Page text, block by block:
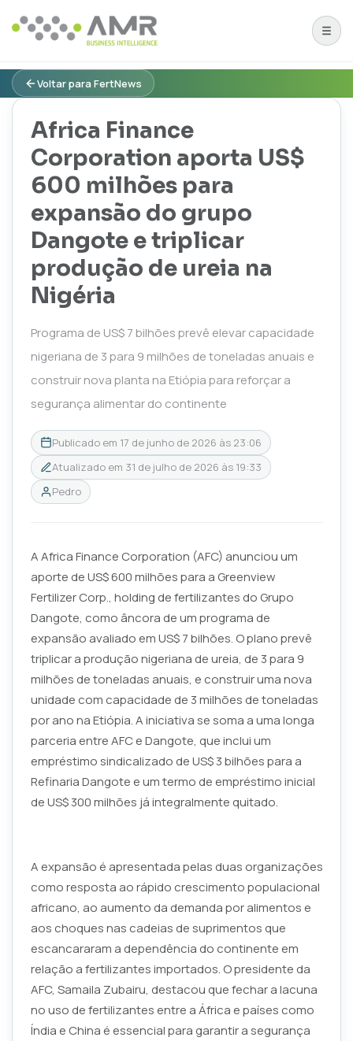
Voltar para FertNews
Africa Finance
Corporation aporta US$
600 milhões para
expansão do grupo
Dangote e triplicar
produção de ureia na
Nigéria
Programa de US$ 7 bilhões prevê elevar capacidade
nigeriana de 3 para 9 milhões de toneladas anuais e
construir nova planta na Etiópia para reforçar a
segurança alimentar do continente
Publicado em 17 de junho de 2026 às 23:06
Atualizado em 31 de julho de 2026 às 19:33
Pedro
A Africa Finance Corporation (AFC) anunciou um
aporte de US$ 600 milhões para a Greenview
Fertilizer Corp., holding de fertilizantes do Grupo
Dangote, como âncora de um programa de
expansão avaliado em US$ 7 bilhões. O plano prevê
triplicar a produção nigeriana de ureia, de 3 para 9
milhões de toneladas anuais, e construir uma nova
unidade com capacidade de 3 milhões de toneladas
por ano na Etiópia. A iniciativa se soma a uma longa
parceria entre AFC e Dangote, que inclui um
empréstimo sindicalizado de US$ 3 bilhões para a
Refinaria Dangote e um termo de empréstimo inicial
de US$ 300 milhões já integralmente quitado.
A expansão é apresentada pelas duas organizações
como resposta ao rápido crescimento populacional
africano, ao aumento da demanda por alimentos e
aos choques nas cadeias de suprimentos que
escancararam a dependência do continente em
relação a fertilizantes importados. O presidente da
AFC, Samaila Zubairu, destacou que fechar a lacuna
no uso de fertilizantes entre a África e países como
Índia e China é essencial para garantir a segurança